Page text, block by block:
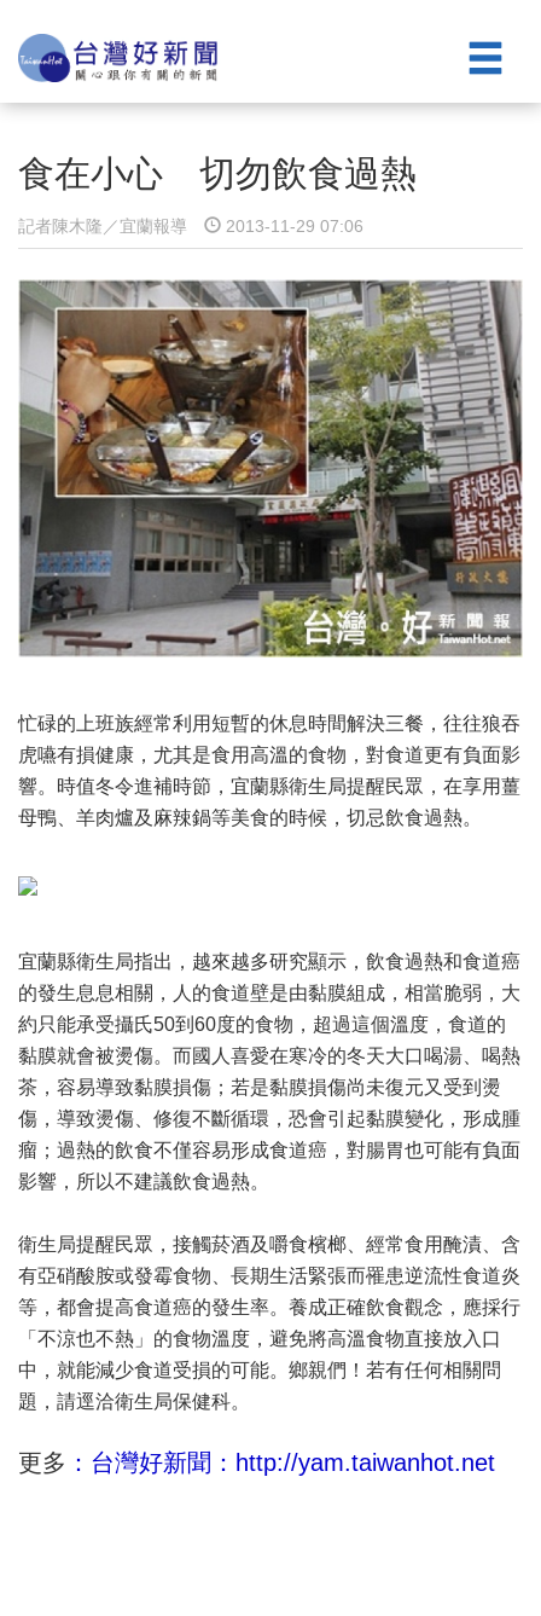
食在小心 切勿飲食過熱
記者陳木隆／宜蘭報導 2013-11-29 07:06
忙碌的上班族經常利用短暫的休息時間解決三餐，往往狼吞
虎嚥有損健康，尤其是食用高溫的食物，對食道更有負面影
響。時值冬令進補時節，宜蘭縣衛生局提醒民眾，在享用薑
母鴨、羊肉爐及麻辣鍋等美食的時候，切忌飲食過熱。
宜蘭縣衛生局指出，越來越多研究顯示，飲食過熱和食道癌
的發生息息相關，人的食道壁是由黏膜組成，相當脆弱，大
約只能承受攝氏50到60度的食物，超過這個溫度，食道的
黏膜就會被燙傷。而國人喜愛在寒冷的冬天大口喝湯、喝熱
茶，容易導致黏膜損傷；若是黏膜損傷尚未復元又受到燙
傷，導致燙傷、修復不斷循環，恐會引起黏膜變化，形成腫
瘤；過熱的飲食不僅容易形成食道癌，對腸胃也可能有負面
影響，所以不建議飲食過熱。
衛生局提醒民眾，接觸菸酒及嚼食檳榔、經常食用醃漬、含
有亞硝酸胺或發霉食物、長期生活緊張而罹患逆流性食道炎
等，都會提高食道癌的發生率。養成正確飲食觀念，應採行
「不涼也不熱」的食物溫度，避免將高溫食物直接放入口
中，就能減少食道受損的可能。鄉親們！若有任何相關問
題，請逕洽衛生局保健科。
更多 ：台灣好新聞：http://yam.taiwanhot.net